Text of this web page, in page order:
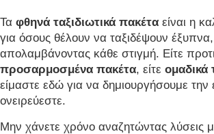
Τα φθηνά ταξιδιωτικά πακέτα είναι η
για όσους θέλουν να ταξιδέψουν έξυπνα,
απολαμβάνοντας κάθε στιγμή. Είτε
προσαρμοσμένα πακέτα, είτε ομαδικά
είμαστε εδώ για να δημιουργήσουμε την
ονειρεύεστε.
Μην χάνετε χρόνο αναζητώντας λύσεις